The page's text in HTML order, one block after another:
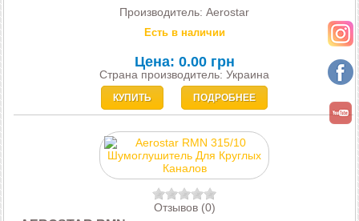
Производитель: Aerostar
Есть в наличии
Цена: 0.00 грн
Страна производитель: Украина
КУПИТЬ ПОДРОБНЕЕ
Отзывов (0)